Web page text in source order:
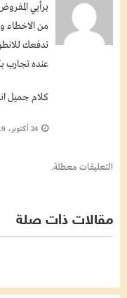
برأيي
من الاخطاء
تدفعك
عنده تجارب
كلام جميل
24 أكتوبر، 2019 الساعة 12:39 ص
التعليقات معطلة.
مقالات ذات صلة